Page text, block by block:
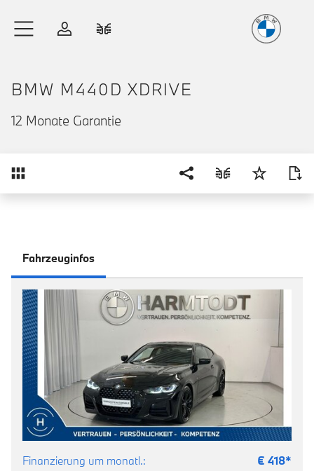
Anmelden
BMW M440D XDRIVE
12 Monate Garantie
Fahrzeuginfos
Finanzierung um monatl.: € 418*